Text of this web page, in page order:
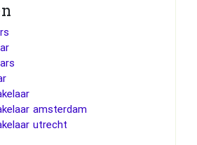
amsterdam
utrecht